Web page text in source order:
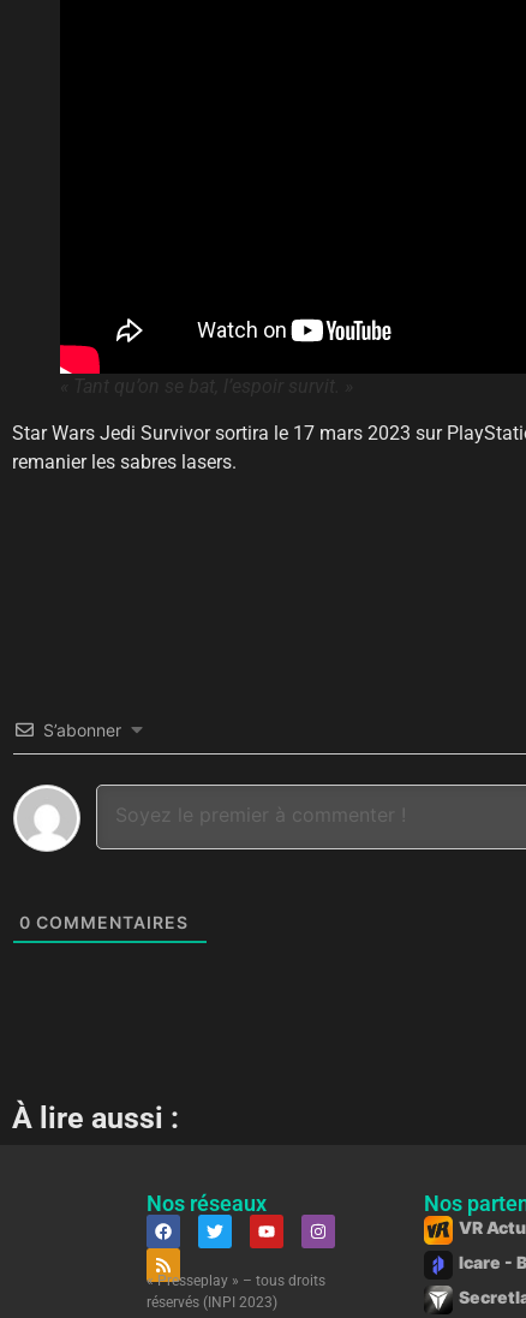
Star Wars Jedi Survivor sortira le 17 mars 2023 sur
remanier les sabres lasers.
S’abonner
0 COMMENTAIRES
À lire aussi :
Nos réseaux
« Presseplay » – tous droits
réservés (INPI 2023)
Nos
VR Actu
Icare -